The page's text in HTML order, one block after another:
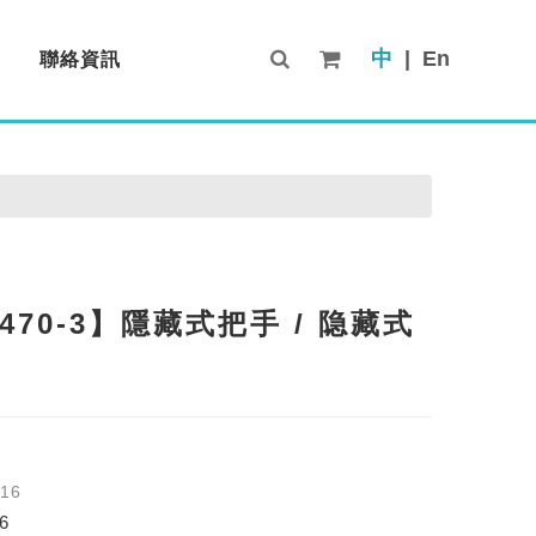
中 En
聯絡資訊
3】隱藏式把手 / 隐藏式